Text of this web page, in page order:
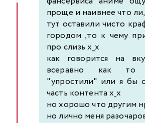
проще и наивнее что
тут оставили чисто
городом ,то к чему
про слизь х_х
как говорится на
всеравно как то
"упростили" или я бы
часть контента х_х
но хорошо что другим
но лично меня